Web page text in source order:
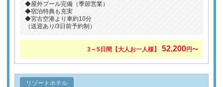
◆屋外プール完備（季節営業）
◆宿泊特典も充実
◆宮古空港より車約10分
（送迎あり/3日前予約制）
3～5日間【大人お一人様】 52,200円〜
リゾートホテル